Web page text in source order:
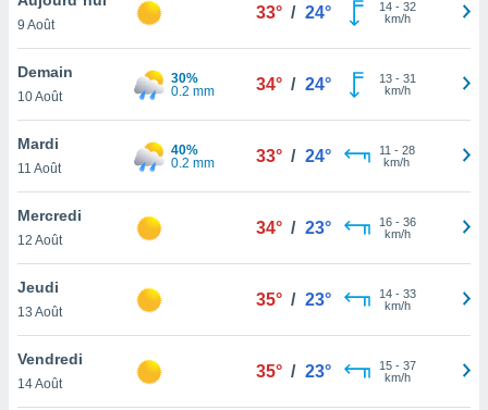
et
»,
au
vous
qu'ils
ou
le
ainsi
un
9 Août
33° / 24° 14- 32
km/h
Demain
10 Août
30%
0.2 mm
34° / 24° 13- 31
km/h
Mardi
11 Août
40%
0.2 mm
33° / 24° 11 - 28
km/h
Mercredi
12 Août
34° / 23° 16- 36
km/h
Jeudi
13 Août
35° / 23° 14- 33
km/h
Vendredi
14 Août
35° / 23° 15- 37
km/h